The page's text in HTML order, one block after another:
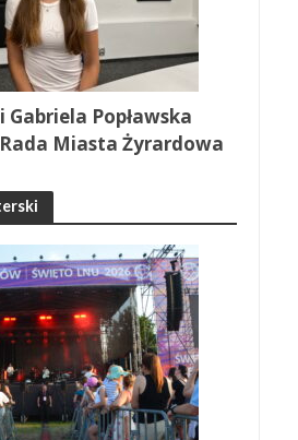
Popławska
Miasta Żyrardowa